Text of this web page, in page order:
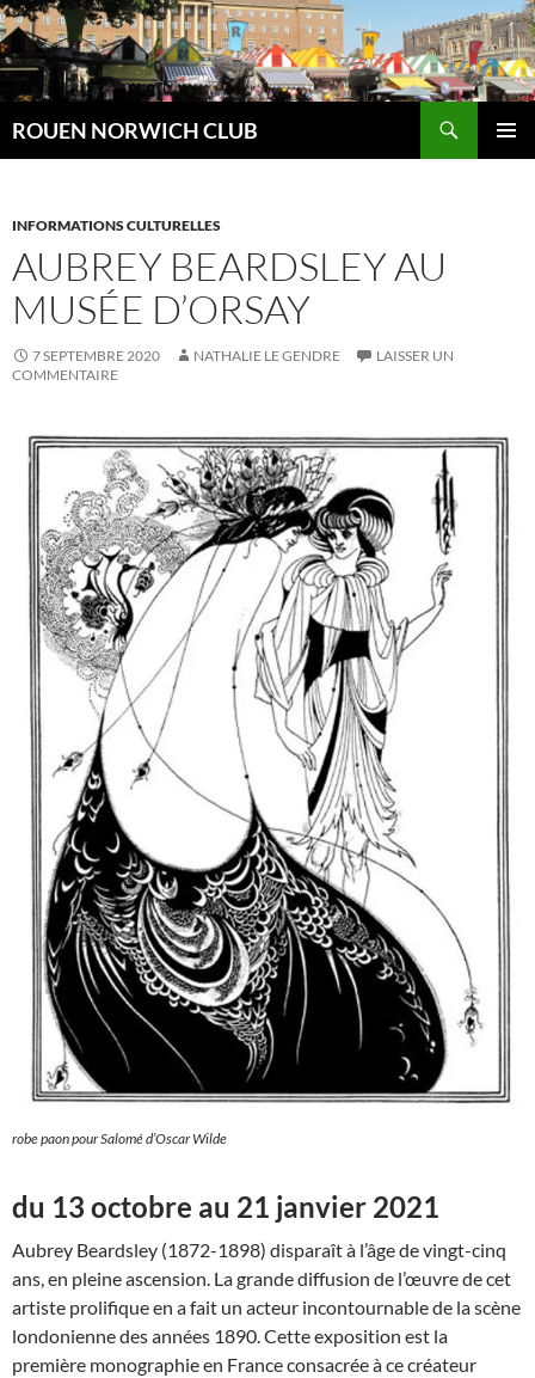
Aller
au
contenu
ROUEN NORWICH CLUB
INFORMATIONS CULTURELLES
AUBREY BEARDSLEY AU
MUSÉE D’ORSAY
7 SEPTEMBRE 2020 NATHALIE LE GENDRE
LAISSER UN
COMMENTAIRE
robe paon pour Salomé d’Oscar Wilde
du 13 octobre au 21 janvier 2021
Aubrey Beardsley (1872-1898) disparaît à l’âge de vingt-cinq
ans, en pleine ascension. La grande diffusion de l’œuvre de cet
artiste prolifique en a fait un acteur incontournable de la scène
londonienne des années 1890. Cette exposition est la
première monographie en France consacrée à ce créateur